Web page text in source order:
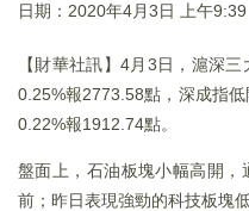
日期：2020年4月3日 上午9:39
【財華社訊】4月3日，滬深
0.25%報2773.58點，深成指
0.22%報1912.74點。
盤面上，石油板塊小幅高開
前；昨日表現強勁的科技板塊